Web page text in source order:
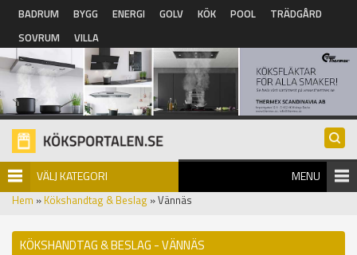
Hoppa till huvudinnehåll
BADRUM BYGG ENERGI GOLV KÖK POOL
TRÄDGÅRD
SOVRUM
VILLA
VÄLJ KATEGORI MENU
Hem » Kökshandtag & Beslag » Vännäs
KÖKSHANDTAG & BESLAG - VÄNNÄS